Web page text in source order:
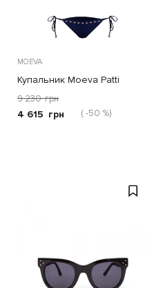
MOEVA
Купальник Moeva Patti
синий
9 230 грн
4 615 грн ( -50 %)